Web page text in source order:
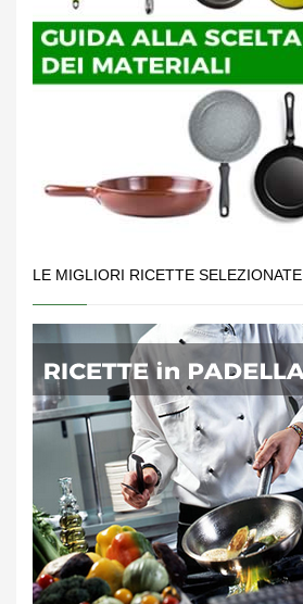
LE MIGLIORI RICETTE SELEZIONATE